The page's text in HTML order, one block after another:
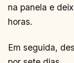
na panela e
horas.
Em seguida,